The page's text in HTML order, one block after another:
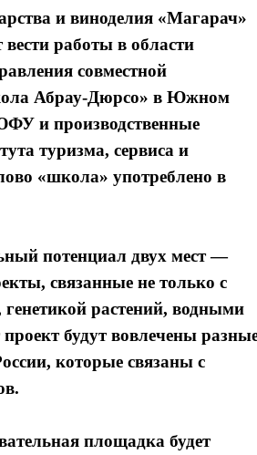
и виноделия «Магарач»
работы в области
совместной
Абрау-Дюрсо» в Южном
и производственные
туризма, сервиса и
«школа» употреблено в
потенциал двух мест —
связанные не только с
растений, водными
будут вовлечены
которые связаны с
площадка будет